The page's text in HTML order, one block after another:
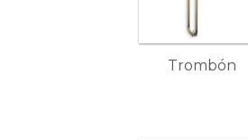
Trombón